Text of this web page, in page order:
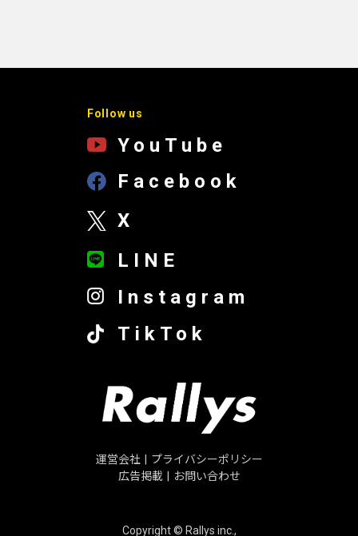
Follow us
YouTube
Facebook
X
LINE
Instagram
TikTok
運営会社
プライバシーポリシー
広告掲載
お問い合わせ
Copyright © Rallys inc.,